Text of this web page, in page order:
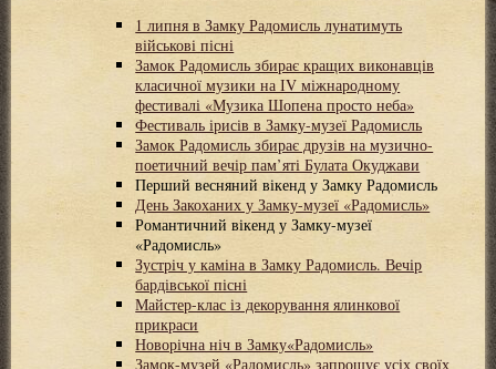
1 липня в Замку Радомисль лунатимуть
військові пісні
Замок Радомисль збирає кращих виконавців
класичної музики на ІV міжнародному
фестивалі «Музика Шопена просто неба»
Фестиваль ірисів в Замку-музеї Радомисль
Замок Радомисль збирає друзів на музично-
поетичний вечір пам’яті Булата Окуджави
Перший весняний вікенд у Замку Радомисль
День Закоханих у Замку-музеї «Радомисль»
Романтичний вікенд у Замку-музеї
«Радомисль»
Зустріч у каміна в Замку Радомисль. Вечір
бардівської пісні
Майстер-клас із декорування ялинкової
прикраси
Новорічна ніч в Замку«Радомисль»
Замок-музей «Радомисль» запрошує усіх своїх